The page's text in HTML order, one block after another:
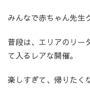
みんなで赤ちゃん先生
普段は、エリアのリー
て入るレアな開催。
楽しすぎて、帰りたく